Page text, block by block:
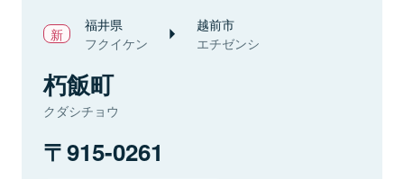
福井県
フクイケン
越前市
エチゼンシ
朽飯町
クダシチョウ
915-0261